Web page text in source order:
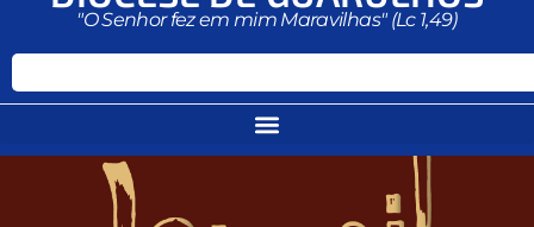
"O Senhor fez em mim Maravilhas" (Lc 1,49)